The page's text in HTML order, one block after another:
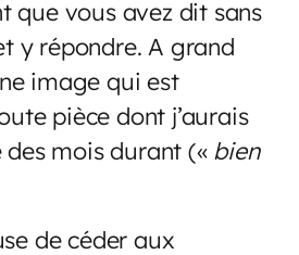
que vous avez dit sans
y répondre. A grand
image qui est
pièce dont j’aurais
mois durant («bien
de céder aux